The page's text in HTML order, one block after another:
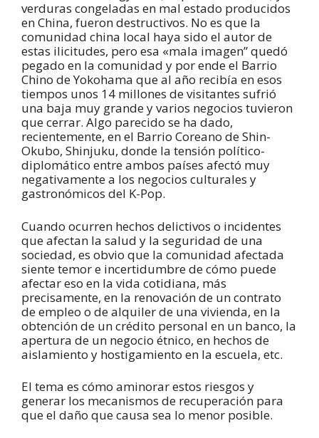
verduras congeladas en mal estado producidos
en China, fueron destructivos. No es que la
comunidad china local haya sido el autor de
estas ilicitudes, pero esa «mala imagen” quedó
pegado en la comunidad y por ende el Barrio
Chino de Yokohama que al año recibía en esos
tiempos unos 14 millones de visitantes sufrió
una baja muy grande y varios negocios tuvieron
que cerrar. Algo parecido se ha dado,
recientemente, en el Barrio Coreano de Shin-
Okubo, Shinjuku, donde la tensión político-
diplomático entre ambos países afectó muy
negativamente a los negocios culturales y
gastronómicos del K-Pop.
Cuando ocurren hechos delictivos o incidentes
que afectan la salud y la seguridad de una
sociedad, es obvio que la comunidad afectada
siente temor e incertidumbre de cómo puede
afectar eso en la vida cotidiana, más
precisamente, en la renovación de un contrato
de empleo o de alquiler de una vivienda, en la
obtención de un crédito personal en un banco, la
apertura de un negocio étnico, en hechos de
aislamiento y hostigamiento en la escuela, etc.
El tema es cómo aminorar estos riesgos y
generar los mecanismos de recuperación para
que el daño que causa sea lo menor posible.